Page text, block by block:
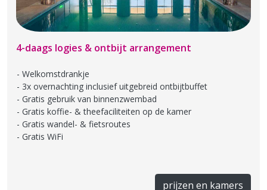
4-daags logies & ontbijt arrangement
Welkomstdrankje
3x overnachting inclusief uitgebreid ontbijtbuffet
Gratis gebruik van binnenzwembad
Gratis koffie- & theefaciliteiten op de kamer
Gratis wandel- & fietsroutes
Gratis WiFi
prijzen en kamers